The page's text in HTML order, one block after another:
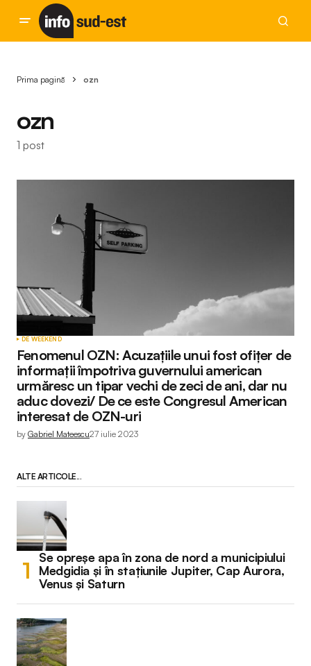
Prima pagină ozn
ozn
1 post
DE WEEKEND
Fenomenul OZN: Acuzațiile unui fost ofițer de
informații împotriva guvernului american
urmăresc un tipar vechi de zeci de ani, dar nu
aduc dovezi/ De ce este Congresul American
interesat de OZN-uri
by Gabriel Mateescu27 iulie 2023
ALTE ARTICOLE...
Se opreșe apa în zona de nord a municipiului
Medgidia și în stațiunile Jupiter, Cap Aurora,
Venus și Saturn